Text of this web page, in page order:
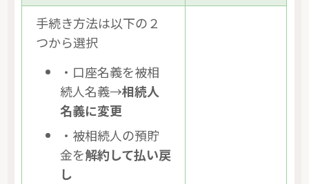
手続き方法は以下の２
つから選択
・口座名義を被相
続人名義→相続人
名義に変更
・被相続人の預貯
金を解約して払い戻
し